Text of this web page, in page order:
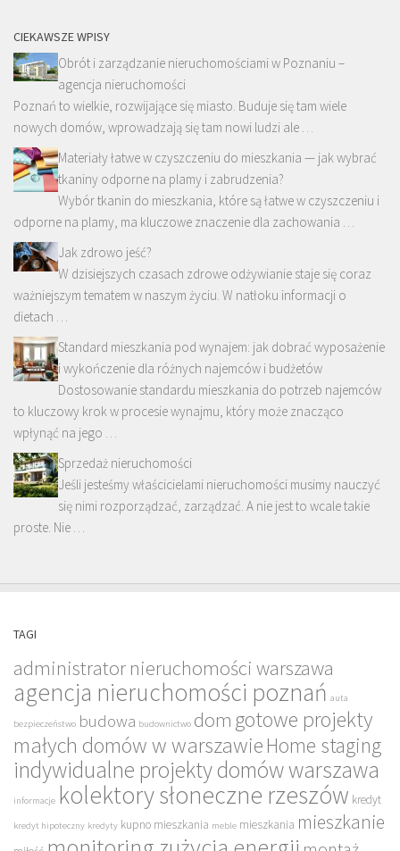
CIEKAWSZE WPISY
Obrót i zarządzanie nieruchomościami w Poznaniu –
agencja nieruchomości
Poznań to wielkie, rozwijające się miasto. Buduje się tam wiele
nowych domów, wprowadzają się tam nowi ludzi ale …
Materiały łatwe w czyszczeniu do mieszkania — jak wybrać
tkaniny odporne na plamy i zabrudzenia?
Wybór tkanin do mieszkania, które są łatwe w czyszczeniu i
odporne na plamy, ma kluczowe znaczenie dla zachowania …
Jak zdrowo jeść?
W dzisiejszych czasach zdrowe odżywianie staje się coraz
ważniejszym tematem w naszym życiu. W natłoku informacji o
dietach …
Standard mieszkania pod wynajem: jak dobrać wyposażenie
i wykończenie dla różnych najemców i budżetów
Dostosowanie standardu mieszkania do potrzeb najemców
to kluczowy krok w procesie wynajmu, który może znacząco
wpłynąć na jego …
Sprzedaż nieruchomości
Jeśli jesteśmy właścicielami nieruchomości musimy nauczyć
się nimi rozporządzać, zarządzać. A nie jest to wcale takie
proste. Nie …
TAGI
administrator nieruchomości warszawa
agencja nieruchomości poznań auta
bezpieczeństwo budowa budownictwo dom gotowe projekty
małych domów w warszawie Home staging
indywidualne projekty domów warszawa
informacje kolektory słoneczne rzeszów kredyt
kredyt hipoteczny kredyty kupno mieszkania meble mieszkania mieszkanie